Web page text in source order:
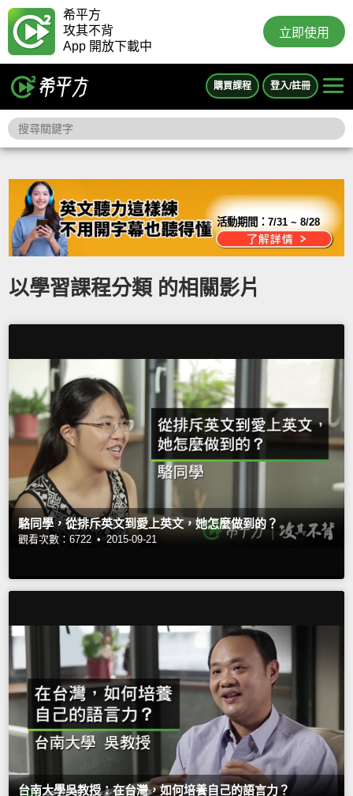
希平方
攻其不背
App 開放下載中
立即使用
購買課程 登入/註冊
活動期間：7/31 ~ 8/28
以學習課程分類 的相關影片
駱同學，從排斥英文到愛上英文，她怎麼做到的？
觀看次數：6722 • 2015-09-21
台南大學吳教授：在台灣，如何培養自己的語言力？